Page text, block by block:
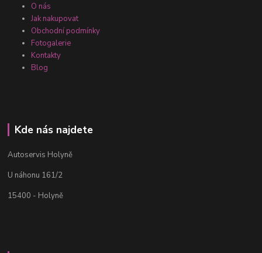
O nás
Jak nakupovat
Obchodní podmínky
Fotogalerie
Kontakty
Blog
Kde nás najdete
Autoservis Holyně
U náhonu 161/2
15400 - Holyně